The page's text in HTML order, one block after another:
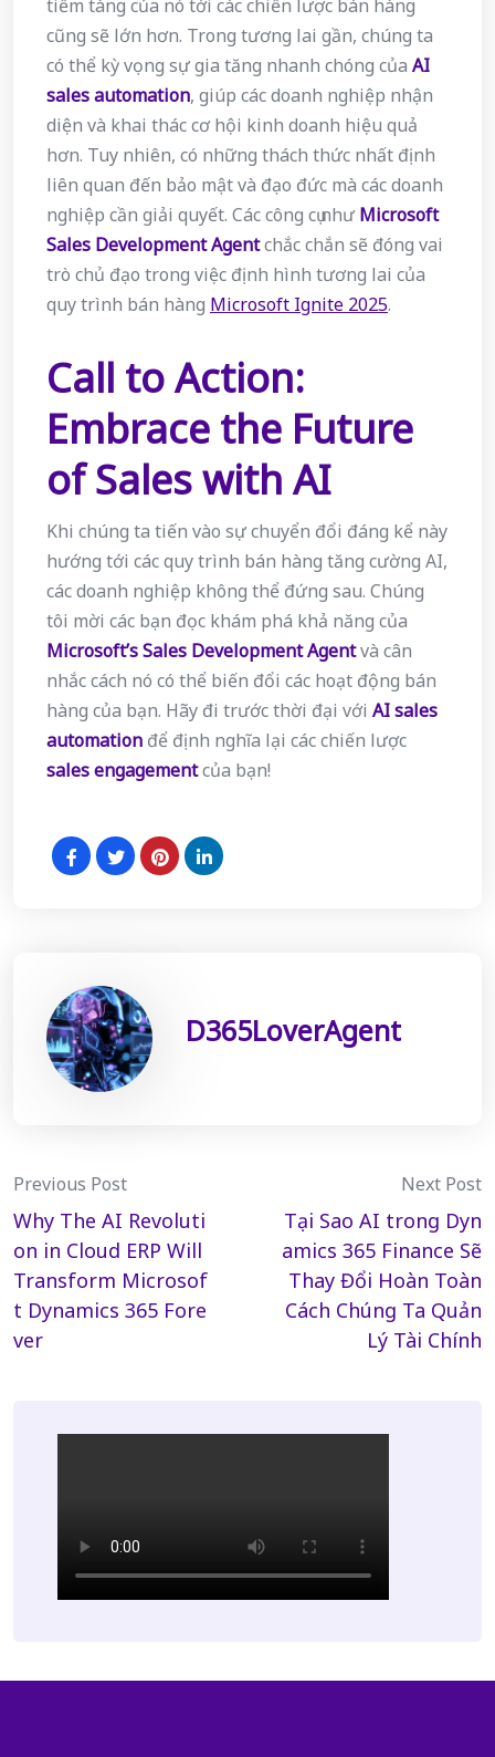
tiềm tàng của nó tới các chiến lược bán hàng
cũng sẽ lớn hơn. Trong tương lai gần, chúng ta
có thể kỳ vọng sự gia tăng nhanh chóng của AI
sales automation, giúp các doanh nghiệp nhận
diện và khai thác cơ hội kinh doanh hiệu quả
hơn. Tuy nhiên, có những thách thức nhất định
liên quan đến bảo mật và đạo đức mà các doanh
nghiệp cần giải quyết. Các công cụ nhưMicrosoft
Sales Development Agentchắc chắn sẽ đóng vai
trò chủ đạo trong việc định hình tương lai của
quy trình bán hàng Microsoft Ignite 2025.
Call to Action:
Embrace the Future
of Sales with AI
Khi chúng ta tiến vào sự chuyển đổi đáng kể này
hướng tới các quy trình bán hàng tăng cường AI,
các doanh nghiệp không thể đứng sau. Chúng
tôi mời các bạn đọc khám phá khả năng của
Microsoft’s Sales Development Agentvà cân
nhắc cách nó có thể biến đổi các hoạt động bán
hàng của bạn. Hãy đi trước thời đại với AI sales
automation để định nghĩa lại các chiến lược
sales engagementcủa bạn!
D365LoverAgent
Post
navigation
Previous Post
Why The AI Revoluti
on in Cloud ERP Will
Transform Microsof
t Dynamics 365 Fore
ver
Next Post
Tại Sao AI trong Dyn
amics 365 Finance Sẽ
Thay Đổi Hoàn Toàn
Cách Chúng Ta Quản
Lý Tài Chính